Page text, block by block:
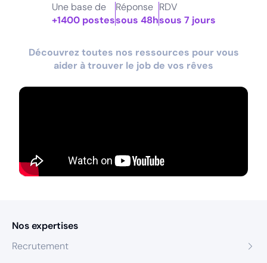
Une base de
+1400 postes
Réponse
sous 48h
RDV
sous 7 jours
Découvrez toutes nos ressources pour vous
aider à trouver le job de vos rêves
Nos expertises
Recrutement